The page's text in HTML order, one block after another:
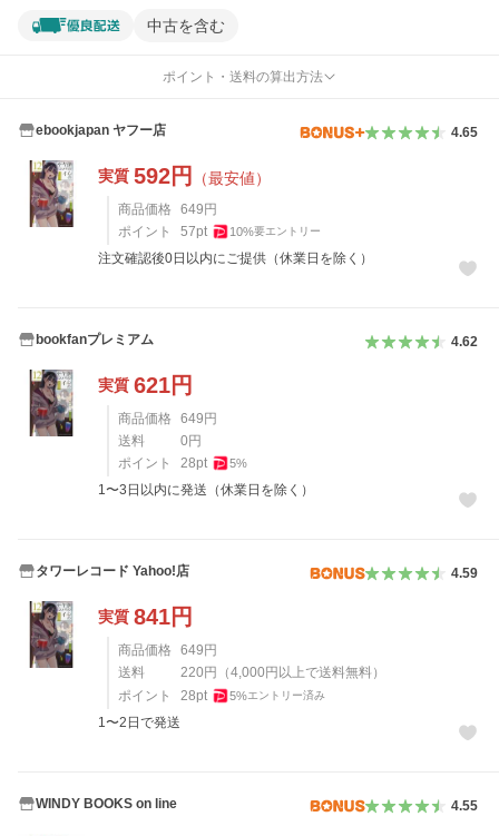
中古を含む
ポイント・送料の算出方法
ebookjapan ヤフー店 4.65
実質 592円 （最安値）
商品価格 649 円
ポイント
57pt 10%要エントリー
注文確認後0日以内にご提供（休業日を除く）
bookfanプレミアム 4.62
実質 621円
商品価格 649 円
送料
0 円
ポイント
28pt 5%
1〜3日以内に発送（休業日を除く）
タワーレコード Yahoo!店 4.59
実質 841円
商品価格 649 円
送料
220 円 （4,000 円以上で送料無料）
ポイント
28pt 5%エントリー済み
1〜2日で発送
WINDY BOOKS on line 4.55